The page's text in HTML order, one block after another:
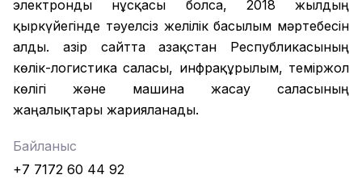
электронды нұсқасы болса, 2018 жылдың
қыркүйегінде тәуелсіз желілік басылым мәртебесін
алды. Қазір сайтта Қазақстан Республикасының
көлік-логистика саласы, инфрақұрылым, теміржол
көлігі және машина жасау саласының
жаңалықтары жарияланады.
Байланыс
+7 7172 60 44 92